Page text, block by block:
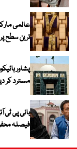
ترین سطح
پشاور
مسترد کر
بانی پی ٹی
فیصلہ